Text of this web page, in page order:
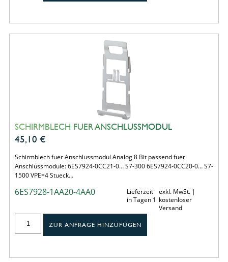
SCHIRMBLECH FUER ANSCHLUSSMODUL
45,10 €
Schirmblech fuer Anschlussmodul Analog 8 Bit passend fuer
Anschlussmodule: 6ES7924-0CC21-0… S7-300 6ES7924-0CC20-0… S7-
1500 VPE=4 Stueck…
6ES7928-1AA20-4AA0
Lieferzeit
in Tagen 1
exkl. MwSt. |
kostenloser
Versand
ZUR ANFRAGE HINZUFÜGEN